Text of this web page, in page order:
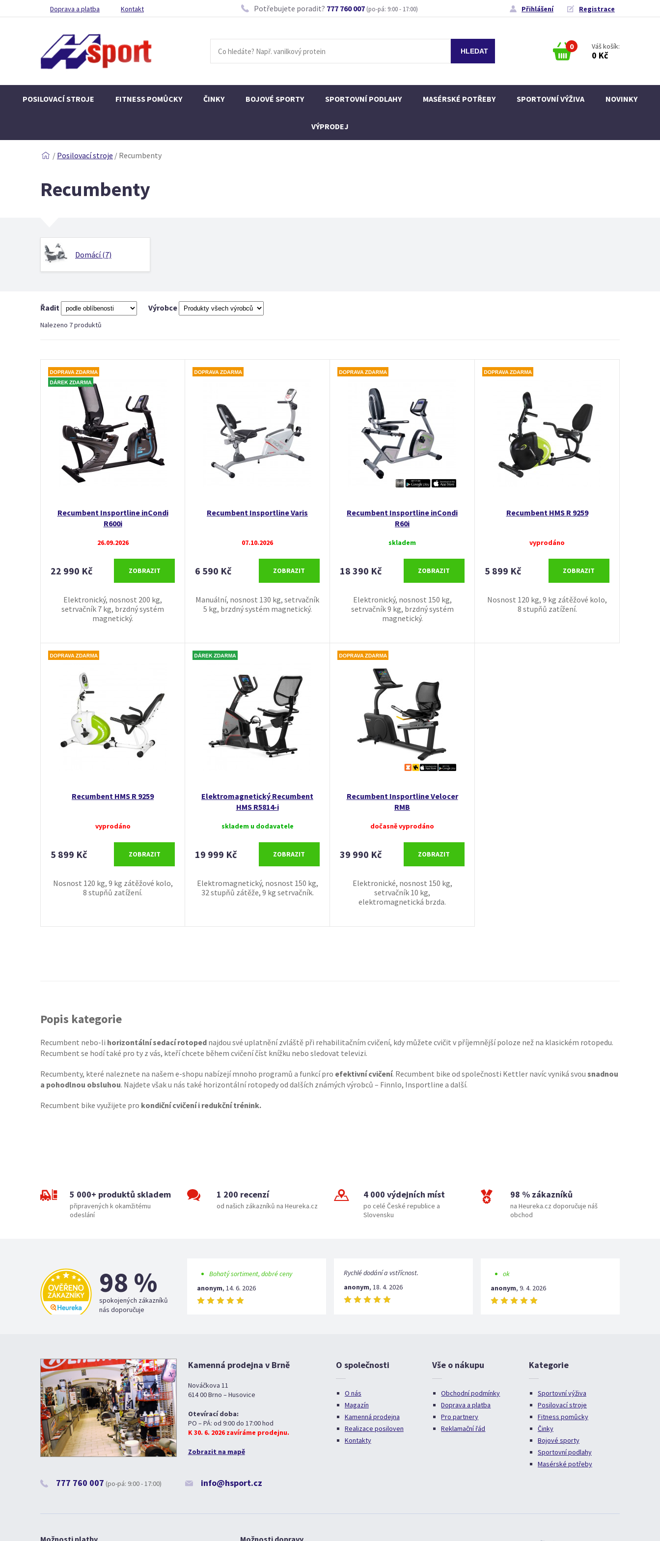
Doprava a platba Kontakt Potřebujete poradit? 777 760 007 (po-pá: 9:00 - 17:00) Přihlášení Registrace
0 Váš košík:
0 Kč
POSILOVACÍ STROJE FITNESS POMŮCKY ČINKY BOJOVÉ SPORTY SPORTOVNÍ PODLAHY MASÉRSKÉ POTŘEBY SPORTOVNÍ VÝŽIVA NOVINKY
VÝPRODEJ
/ Posilovací stroje / Recumbenty
Recumbenty
Domácí (7)
Řadit Výrobce
Nalezeno 7 produktů
Recumbent Insportline inCondi
R600i
26.09.2026
22 990 Kč ZOBRAZIT
Elektronický, nosnost 200 kg,
setrvačník 7 kg, brzdný systém
magnetický.
Recumbent Insportline Varis
07.10.2026
6 590 Kč ZOBRAZIT
Manuální, nosnost 130 kg, setrvačník
5 kg, brzdný systém magnetický.
Recumbent Insportline inCondi
R60i
skladem
18 390 Kč ZOBRAZIT
Elektronický, nosnost 150 kg,
setrvačník 9 kg, brzdný systém
magnetický.
Recumbent HMS R 9259
vyprodáno
5 899 Kč ZOBRAZIT
Nosnost 120 kg, 9 kg zátěžové kolo,
8 stupňů zatížení.
Recumbent HMS R 9259
vyprodáno
5 899 Kč ZOBRAZIT
Nosnost 120 kg, 9 kg zátěžové kolo,
8 stupňů zatížení.
Elektromagnetický Recumbent
HMS R5814-i
skladem u dodavatele
19 999 Kč ZOBRAZIT
Elektromagnetický, nosnost 150 kg,
32 stupňů zátěže, 9 kg setrvačník.
Recumbent Insportline Velocer
RMB
dočasně vyprodáno
39 990 Kč ZOBRAZIT
Elektronické, nosnost 150 kg,
setrvačník 10 kg,
elektromagnetická brzda.
Popis kategorie
Recumbent nebo-li horizontální sedací rotoped najdou své uplatnění zvláště při rehabilitačním cvičení, kdy můžete cvičit v příjemnější poloze než na klasickém rotopedu.
Recumbent se hodí také pro ty z vás, kteří chcete během cvičení číst knížku nebo sledovat televizi.
Recumbenty, které naleznete na našem e-shopu nabízejí mnoho programů a funkcí pro efektivní cvičení. Recumbent bike od společnosti Kettler navíc vyniká svou snadnou
a pohodlnou obsluhou. Najdete však u nás také horizontální rotopedy od dalších známých výrobců – Finnlo, Insportline a další.
Recumbent bike využijete pro kondiční cvičení i redukční trénink.
5 000+ produktů skladem
připravených k okamžitému
odeslání
1 200 recenzí
od našich zákazníků na Heureka.cz
4 000 výdejních míst
po celé České republice a
Slovensku
98 % zákazníků
na Heureka.cz doporučuje náš
obchod
98 %
spokojených zákazníků
nás doporučuje
Bohatý sortiment, dobré ceny
anonym, 14. 6. 2026
Rychlé dodání a vstřícnost.
anonym, 18. 4. 2026
ok
anonym, 9. 4. 2026
Kamenná prodejna v Brně
Nováčkova 11
614 00 Brno – Husovice
Otevírací doba:
PO – PÁ: od 9:00 do 17:00 hod
K 30. 6. 2026 zavíráme prodejnu.
Zobrazit na mapě
777 760 007 (po-pá: 9:00 - 17:00) info@hsport.cz
O společnosti
O nás
Magazín
Kamenná prodejna
Realizace posiloven
Kontakty
Vše o nákupu
Obchodní podmínky
Doprava a platba
Pro partnery
Reklamační řád
Kategorie
Sportovní výživa
Posilovací stroje
Fitness pomůcky
Činky
Bojové sporty
Sportovní podlahy
Masérské potřeby
Možnosti platby Možnosti dopravy